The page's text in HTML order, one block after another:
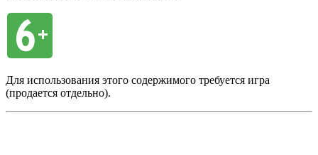
Для использования этого содержимого требуется игра
(продается отдельно).